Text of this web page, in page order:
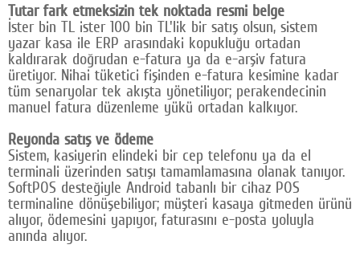
Tutar fark etmeksizin tek noktada resmi belge
İster bin TL ister 100 bin TL'lik bir satış olsun, sistem
yazar kasa ile ERP arasındaki kopukluğu ortadan
kaldırarak doğrudan e-fatura ya da e-arşiv fatura
üretiyor. Nihai tüketici fişinden e-fatura kesimine kadar
tüm senaryolar tek akışta yönetiliyor; perakendecinin
manuel fatura düzenleme yükü ortadan kalkıyor.
Reyonda satış ve ödeme
Sistem, kasiyerin elindeki bir cep telefonu ya da el
terminali üzerinden satışı tamamlamasına olanak tanıyor.
SoftPOS desteğiyle Android tabanlı bir cihaz POS
terminaline dönüşebiliyor; müşteri kasaya gitmeden ürünü
alıyor, ödemesini yapıyor, faturasını e-posta yoluyla
anında alıyor.